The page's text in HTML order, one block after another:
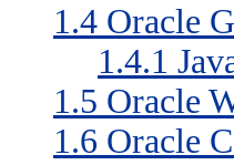
1.4 Oracle
1.4.1
1.5 Oracle
1.6 Oracle